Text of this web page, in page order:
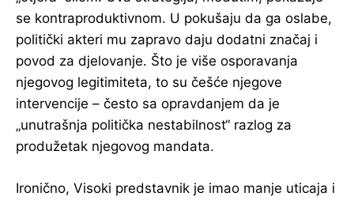
se kontraproduktivnom. U pokušaju da ga oslabe,
politički akteri mu zapravo daju dodatni značaj i
povod za djelovanje. Što je više osporavanja
njegovog legitimiteta, to su češće njegove
intervencije – često sa opravdanjem da je
„unutrašnja politička nestabilnost“ razlog za
produžetak njegovog mandata.
Ironično, Visoki predstavnik je imao manje uticaja i